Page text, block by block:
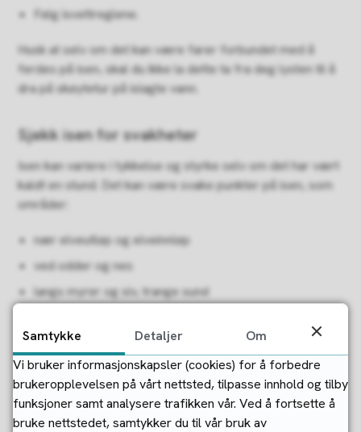
Følg isvettreglene.
Husk at selv om det kan være farer forbundet med å
ferdes på isen, skal du ikke la dette ta fra deg lysten til å
dra på skøytetur på islagte vann.
Sjekk isen for svakheter
Isen kan variere i tykkelse og styrke selv om det har vært
kaldt en stund. Det kan være svake punkter på isen, som
områder:
nær elveutløp og elveinnløp
ved odder og nes
langs myrer og siv, trange sund
Isen påvirkes ikke bare av lufttemperaturen, men også av
is-kvalitet, strømninger i vannet, omrøring av
vannmassene, nedbør, snødekke, om det er forvinter
eller ettervinter, samt hvor dypt og rent vannet er.
Samtykke Detaljer
Om
Vi bruker informasjonskapsler (cookies) for å forbedre
brukeropplevelsen på vårt nettsted, tilpasse innhold og tilby
funksjoner samt analysere trafikken vår. Ved å fortsette å
bruke nettstedet, samtykker du til vår bruk av